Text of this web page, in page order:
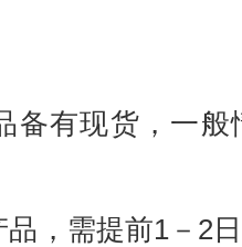
备有现货，一
品，需提前1 － 2